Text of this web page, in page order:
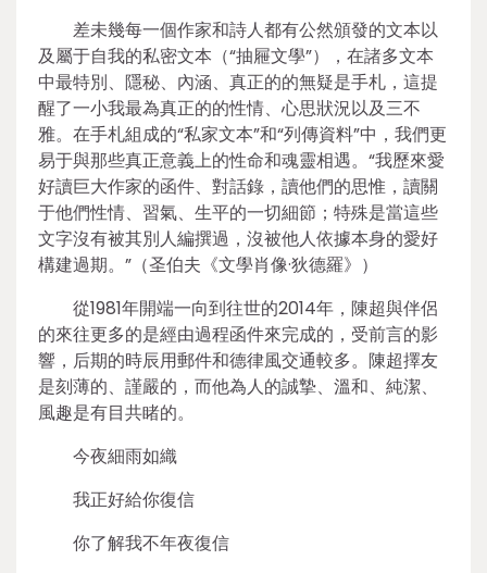
差未幾每一個作家和詩人都有公然頒發的文本以
及屬于自我的私密文本（“抽屜文學”），在諸多文本
中最特別、隱秘、內涵、真正的的無疑是手札，這提
醒了一小我最為真正的的性情、心思狀況以及三不
雅。在手札組成的“私家文本”和“列傳資料”中，我們更
易于與那些真正意義上的性命和魂靈相遇。“我歷來愛
好讀巨大作家的函件、對話錄，讀他們的思惟，讀關
于他們性情、習氣、生平的一切細節；特殊是當這些
文字沒有被其別人編撰過，沒被他人依據本身的愛好
構建過期。”（圣伯夫《文學肖像·狄德羅》）
從1981年開端一向到往世的2014年，陳超與伴侶
的來往更多的是經由過程函件來完成的，受前言的影
響，后期的時辰用郵件和德律風交通較多。陳超擇友
是刻薄的、謹嚴的，而他為人的誠摯、溫和、純潔、
風趣是有目共睹的。
今夜細雨如織
我正好給你復信
你了解我不年夜復信